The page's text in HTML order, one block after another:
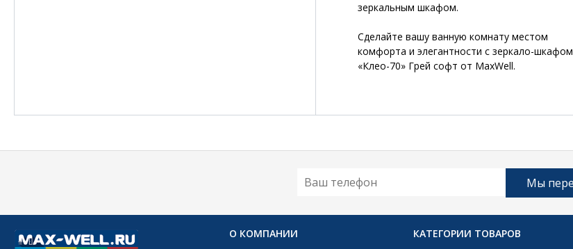
зеркальным шкафом.
Сделайте вашу ванную комнату местом
комфорта и элегантности с зеркало-шкафом
«Клео-70» Грей софт от MaxWell.
О КОМПАНИИ
КАТЕГОРИИ ТОВАРОВ